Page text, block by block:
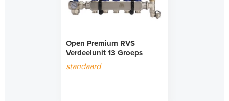
Open Premium RVS
Verdeelunit 13 Groeps
standaard